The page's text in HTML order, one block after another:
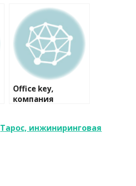
Office key,
компания
Тарос, инжиниринговая